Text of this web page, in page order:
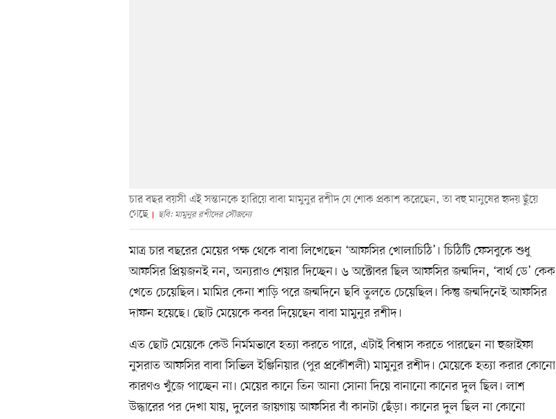
চার বছর বয়সী এই সন্তানকে হারিয়ে বাবা মামুনুর রশীদ যে শোক প্রকাশ করেছেন, তা বহু মানুষের হৃদয় ছুঁয়ে
গেছে
ছবি: মামুনুর রশীদের সৌজন্যে
মাত্র চার বছরের মেয়ের পক্ষ থেকে বাবা লিখেছেন ‘আফসির খোলাচিঠি’। চিঠিটি ফেসবুকে শুধু
আফসির প্রিয়জনই নন, অন্যরাও শেয়ার দিচ্ছেন। ৬ অক্টোবর ছিল আফসির জন্মদিন, ‘বার্থ ডে’ কেক
খেতে চেয়েছিল। মামির কেনা শাড়ি পরে জন্মদিনে ছবি তুলতে চেয়েছিল। কিন্তু জন্মদিনেই আফসির
দাফন হয়েছে। ছোট মেয়েকে কবর দিয়েছেন বাবা মামুনুর রশীদ।
এত ছোট মেয়েকে কেউ নির্মমভাবে হত্যা করতে পারে, এটাই বিশ্বাস করতে পারছেন না হুজাইফা
নুসরাত আফসির বাবা সিভিল ইঞ্জিনিয়ার (পুর প্রকৌশলী) মামুনুর রশীদ। মেয়েকে হত্যা করার কোনো
কারণও খুঁজে পাচ্ছেন না। মেয়ের কানে তিন আনা সোনা দিয়ে বানানো কানের দুল ছিল। লাশ
উদ্ধারের পর দেখা যায়, দুলের জায়গায় আফসির বাঁ কানটা ছেঁড়া। কানের দুল ছিল না কোনো